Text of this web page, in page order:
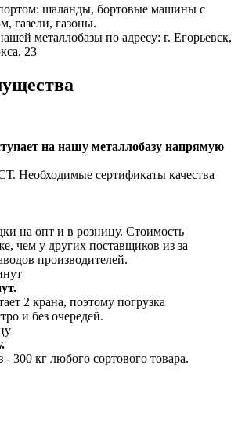
шаланды, бортовые машины с
газели, газоны.
металлобазы по адресу: г. Егорьевск,
23
на нашу металлобазу напрямую
Необходимые сертификаты качества
на опт и в розницу. Стоимость
чем у других поставщиков из за
производителей.
2 крана, поэтому погрузка
и без очередей.
300 кг любого сортового товара.